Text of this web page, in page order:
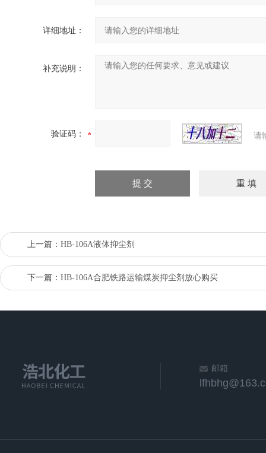
详细地址：
补充说明：
验证码： 请
上一篇： HB-106A液体抑尘剂
下一篇： HB-106A合肥铁路运输煤炭抑尘剂放心购买
邮箱